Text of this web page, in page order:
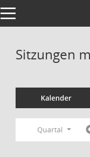
Toggle navigation
Sitzungen
Kalender
Quartal